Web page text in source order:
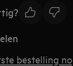
bestelling